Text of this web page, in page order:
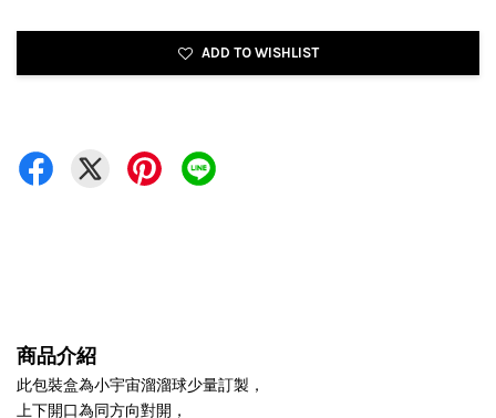
ADD TO WISHLIST
商品介紹
此包裝盒為小宇宙溜溜球少量訂製，
上下開口為同方向對開，